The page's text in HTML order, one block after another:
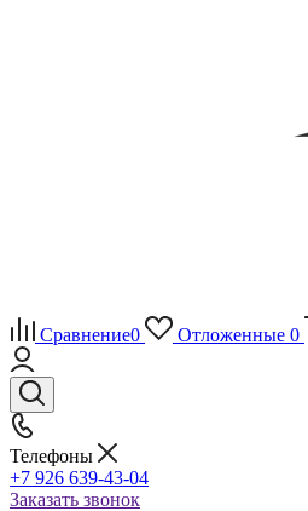
Сравнение0 Отложенные 0
Телефоны
+7 926 639-43-04
Заказать звонок